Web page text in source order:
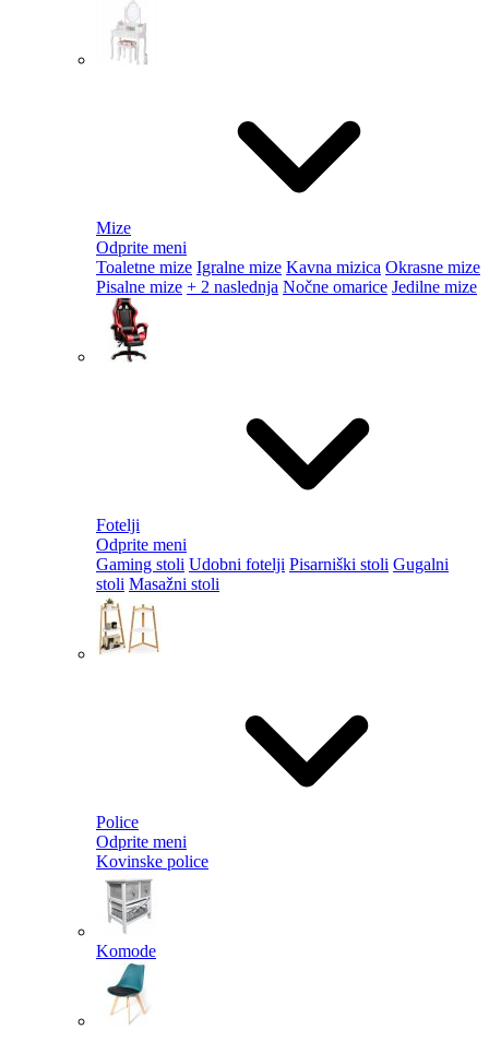
Mize
Odprite meni
Toaletne mize Igralne mize Kavna mizica Okrasne mize
Pisalne mize + 2 naslednja Nočne omarice Jedilne mize
Fotelji
Odprite meni
Gaming stoli Udobni fotelji Pisarniški stoli Gugalni
stoli Masažni stoli
Police
Odprite meni
Kovinske police
Komode